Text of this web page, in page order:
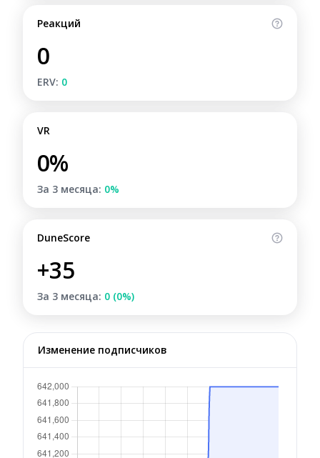
Реакций
0
ERV: 0
VR
0%
За 3 месяца: 0%
DuneScore
+35
За 3 месяца: 0 (0%)
Изменение подписчиков